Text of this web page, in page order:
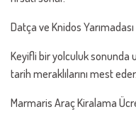
Datça ve Knidos Yarımadası
Keyifli bir yolculuk sonunda
tarih meraklılarını mest eder.
Marmaris Araç Kiralama